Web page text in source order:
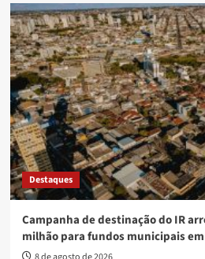
Destaques
Campanha de destinação do IR
milhão para fundos municipais